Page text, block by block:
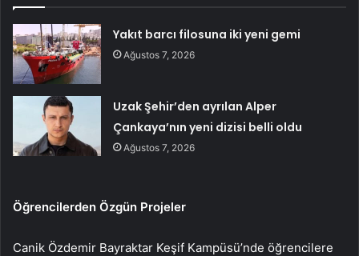
Yakıt barcı filosuna iki yeni gemi
Ağustos 7, 2026
Uzak Şehir’den ayrılan Alper
Çankaya’nın yeni dizisi belli oldu
Ağustos 7, 2026
Öğrencilerden Özgün Projeler
Canik Özdemir Bayraktar Keşif Kampüsü’nde öğrencilere